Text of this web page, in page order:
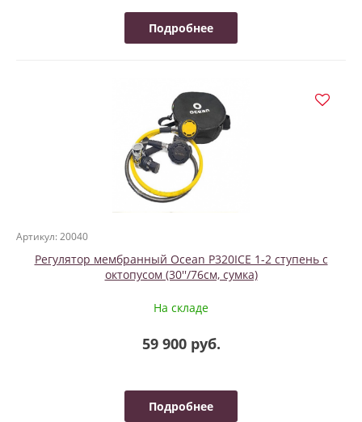
Подробнее
Артикул: 20040
Регулятор мембранный Ocean P320ICE 1-2 ступень с
октопусом (30''/76см, сумка)
На складе
59 900 руб.
Подробнее